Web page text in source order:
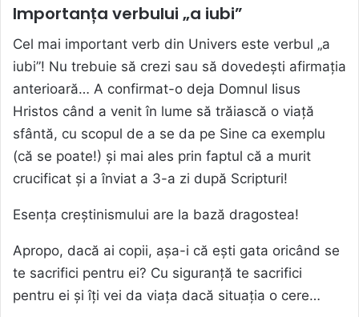
Importanța verbului „a iubi”
Cel mai important verb din Univers este verbul „a
iubi”! Nu trebuie să crezi sau să dovedești afirmația
anterioară… A confirmat-o deja Domnul Iisus
Hristos când a venit în lume să trăiască o viață
sfântă, cu scopul de a se da pe Sine ca exemplu
(că se poate!) și mai ales prin faptul că a murit
crucificat și a înviat a 3-a zi după Scripturi!
Esența creștinismului are la bază dragostea!
Apropo, dacă ai copii, așa-i că ești gata oricând se
te sacrifici pentru ei? Cu siguranță te sacrifici
pentru ei și îți vei da viața dacă situația o cere…